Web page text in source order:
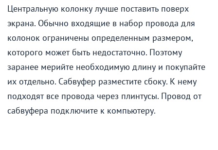
Центральную колонку лучше поставить поверх
экрана. Обычно входящие в набор провода для
колонок ограничены определенным размером,
которого может быть недостаточно. Поэтому
заранее мерийте необходимую длину и покупайте
их отдельно. Сабвуфер разместите сбоку. К нему
подходят все провода через плинтусы. Провод от
сабвуфера подключите к компьютеру.